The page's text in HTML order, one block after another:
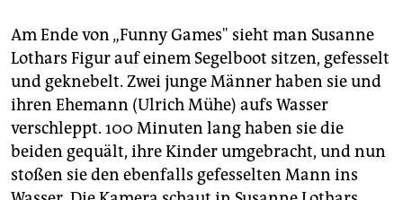
Am Ende von „Funny Games" sieht man Susanne
Lothars Figur auf einem Segelboot sitzen, gefesselt
und geknebelt. Zwei junge Männer haben sie und
ihren Ehemann (Ulrich Mühe) aufs Wasser
verschleppt. 100 Minuten lang haben sie die
beiden gequält, ihre Kinder umgebracht, und nun
stoßen sie den ebenfalls gefesselten Mann ins